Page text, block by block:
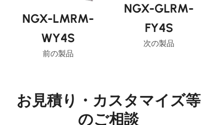
NGX-LMRM-
WY4S
前の製品
NGX-GLRM-
FY4S
次の製品
お見積り・カスタマイズ等
のご相談